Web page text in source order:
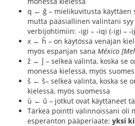
q ← ĝ – mielikuvitusta käyttäen
mutta pääsiallinen valintani
verbijohtimiin: -igi – -iqi (-igi – -
x ← ĥ – on käytössä venäjän
myös espanjan sana México
ž ← ĵ – selkeä valinta, koska se
monessa kielessä, myös
š ← ŝ– selkeä valinta, koska se
kielessä, myös suomessa
ù ← ŭ – jotkut ovat käyttäneet
Tärkeä pointti valinnoissani oli
esperanton pääperiaate: yksi